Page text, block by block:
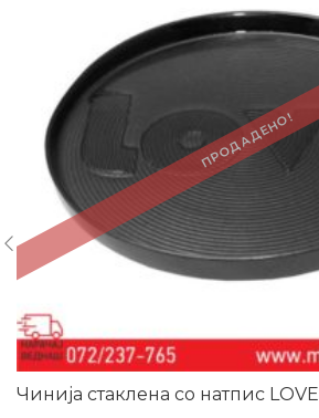
ПРОДАДЕНО!
Чинија стаклена со натпис LOVE